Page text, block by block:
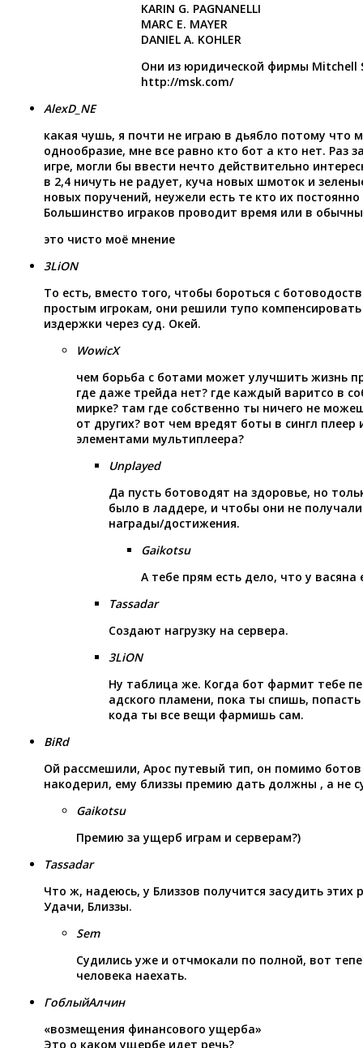
KARIN G. PAGNANELLI
MARC E. MAYER
DANIEL A. KOHLER
Они из юридической фирмы Mitchell
http://msk.com/
AlexD_NE
какая чушь, я почти не играю в дьябло потому что
однообразие, мне все равно кто бот а кто нет. Раз
игре, могли бы ввести нечто действительно
в 2,4 ничуть не радует, куча новых шмоток и
новых поручений, неужели есть те кто их
Большинство играков проводит время или в
это чисто моё мнение
3LiON
То есть, вместо того, чтобы бороться с
простым игрокам, они решили тупо
издержки через суд. Окей.
WowicX
чем борьба с ботами может улучшить жизнь
где даже трейда нет? где каждый варитсо в
мирке? там где собственно ты ничего не
от других? вот чем вредят боты в сингл плеер
элементами мультиплеера?
Unplayed
Да пусть ботоводят на здоровье, но
было в ладдере, и чтобы они не
награды/достижения.
Gaikotsu
А тебе прям есть дело, что у васяна
Tassadar
Создают нагрузку на сервера.
3LiON
Ну таблица же. Когда бот фармит тебе
адского пламени, пока ты спишь,
кода ты все вещи фармишь сам.
BiRd
Ой рассмешили, Apoc путевый тип, он помимо ботов
накодерил, ему близзы премию дать должны , а не
Gaikotsu
Премию за ущерб играм и серверам?)
Tassadar
Что ж, надеюсь, у Близзов получится засудить этих
Удачи, Близзы.
Sem
Судились уже и отчмокали по полной, вот
человека наехать.
ГоблыйАлчин
«возмещения финансового ущерба»
Это о каком ущербе идет речь?